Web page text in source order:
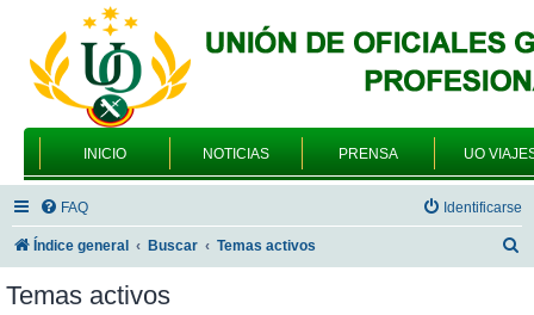
INICIO NOTICIAS PRENSA UO
FAQ Identificarse
Índice general Buscar Temas activos
Temas activos